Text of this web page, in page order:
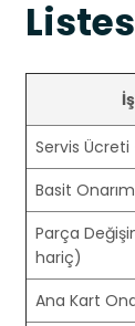
Servis Ücreti
Basit
Parça
hariç)
Ana Kart